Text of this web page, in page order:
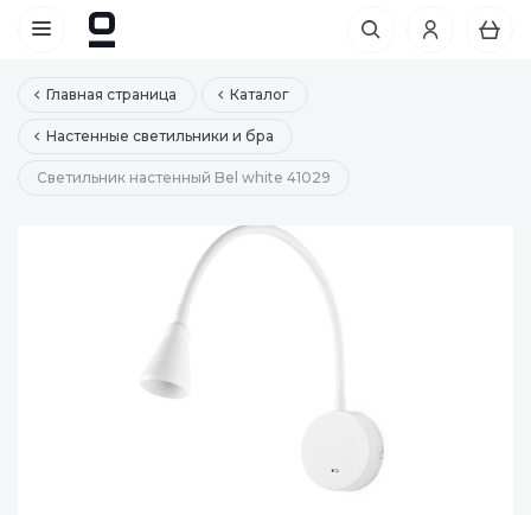
Главная страница Каталог
Настенные светильники и бра
Светильник настенный Bel white 41029